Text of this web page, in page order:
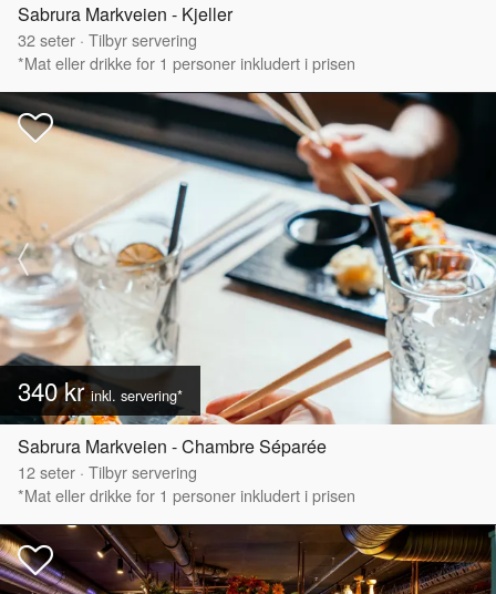
Sabrura Markveien - Kjeller
32seter · Tilbyr servering
*Mat eller drikke for 1 personer inkludert i prisen
340 krinkl. servering*
Sabrura Markveien - Chambre Séparée
12seter · Tilbyr servering
*Mat eller drikke for 1 personer inkludert i prisen